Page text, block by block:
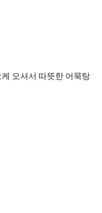
오셔서 따뜻한 어묵탕